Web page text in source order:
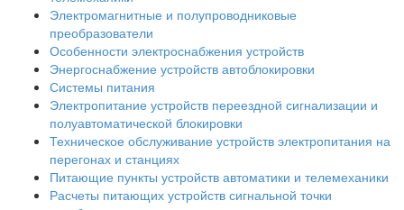
Электромагнитные и полупроводниковые
преобразователи
Особенности электроснабжения устройств
Энергоснабжение устройств автоблокировки
Системы питания
Электропитание устройств переездной сигнализации и
полуавтоматической блокировки
Техническое обслуживание устройств электропитания на
перегонах и станциях
Питающие пункты устройств автоматики и телемеханики
Расчеты питающих устройств сигнальной точки